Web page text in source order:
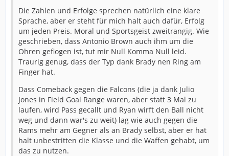
Die Zahlen und Erfolge sprechen natürlich eine klare
Sprache, aber er steht für mich halt auch dafür, Erfolg
um jeden Preis. Moral und Sportsgeist zweitrangig. Wie
geschrieben, dass Antonio Brown auch ihm um die
Ohren geflogen ist, tut mir Null Komma Null leid.
Traurig genug, dass der Typ dank Brady nen Ring am
Finger hat.
Dass Comeback gegen die Falcons (die ja dank Julio
Jones in Field Goal Range waren, aber statt 3 Mal zu
laufen, wird Pass gecallt und Ryan wirft den Ball nicht
weg und dann war's zu weit) lag wie auch gegen die
Rams mehr am Gegner als an Brady selbst, aber er hat
halt unbestritten die Klasse und die Waffen gehabt, um
das zu nutzen.